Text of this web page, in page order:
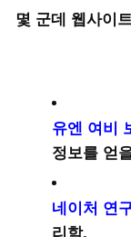
몇 군데 웹사이
유엔 여비
정보를 얻
네이처 연
리학.